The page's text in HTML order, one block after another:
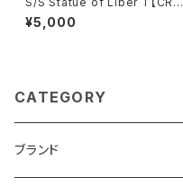
SSJAM】
¥5,000
CATEGORY
ブランド